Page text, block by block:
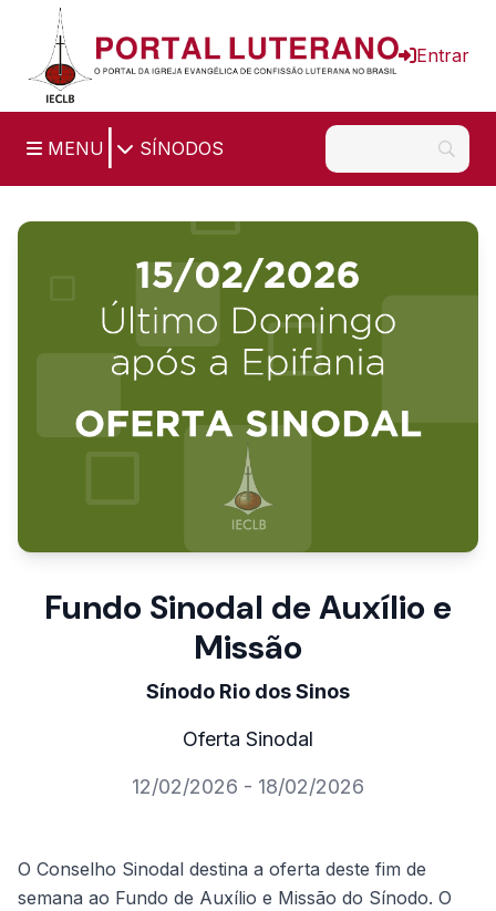
Ir para o conteúdo principal
Entrar
MENU SÍNODOS
Fundo Sinodal de Auxílio e
Missão
Sínodo Rio dos Sinos
Oferta Sinodal
12/02/2026 - 18/02/2026
O Conselho Sinodal destina a oferta deste fim de
semana ao Fundo de Auxílio e Missão do Sínodo. O